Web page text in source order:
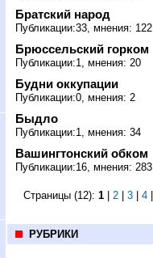
Братский народ
Публикации:33, мнения: 122
Брюссельский горком
Публикации:1, мнения: 20
Будни оккупации
Публикации:0, мнения: 2
Быдло
Публикации:1, мнения: 34
Вашингтонский обком
Публикации:16, мнения: 283
Страницы (12): 1 2 3 4
РУБРИКИ